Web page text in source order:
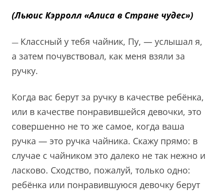
(Льюис Кэрролл «Алиса в Стране чудес»)
— Классный у тебя чайник, Пу, — услышал я,
а затем почувствовал, как меня взяли за
ручку.
Когда вас берут за ручку в качестве ребёнка,
или в качестве понравившейся девочки, это
совершенно не то же самое, когда ваша
ручка — это ручка чайника. Скажу прямо: в
случае с чайником это далеко не так нежно и
ласково. Сходство, пожалуй, только одно:
ребёнка или понравившуюся девочку берут